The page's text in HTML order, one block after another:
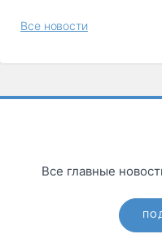
Все новости
Все главные